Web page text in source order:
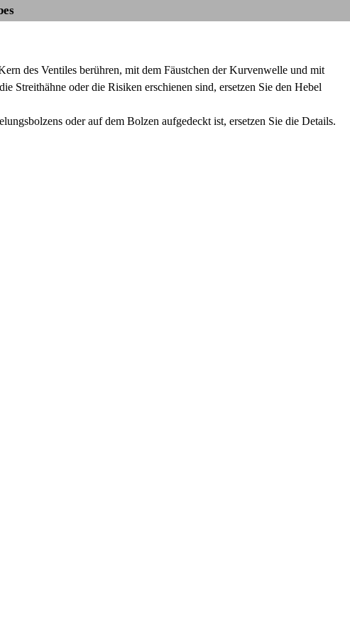
des Ventiles berühren, mit dem Fäustchen der Kurvenwelle und mit
Streithähne oder die Risiken erschienen sind, ersetzen Sie den Hebel
oder auf dem Bolzen aufgedeckt ist, ersetzen Sie die Details.